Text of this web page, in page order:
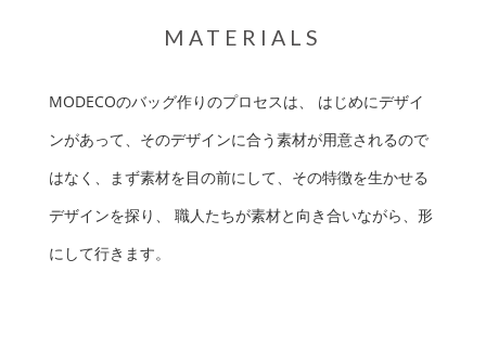
MATERIALS
MODECOのバッグ作りのプロセスは、 はじめにデザイ
ンがあって、そのデザインに合う素材が用意されるので
はなく、まず素材を目の前にして、その特徴を生かせる
デザインを探り、 職人たちが素材と向き合いながら、形
にして行きます。